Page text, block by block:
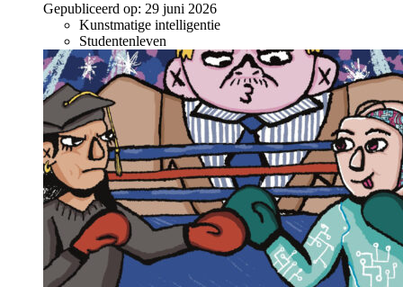
Gepubliceerd op: 29 juni 2026
Kunstmatige intelligentie
Studentenleven